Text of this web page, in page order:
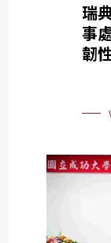
瑞
事
韌